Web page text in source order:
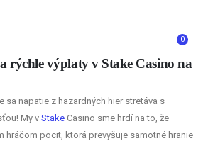
0
rýchle výplaty v Stake Casino na
sa napätie z hazardných hier stretáva s
My v Stake Casino sme hrdí na to, že
hráčom pocit, ktorá prevyšuje samotné hranie